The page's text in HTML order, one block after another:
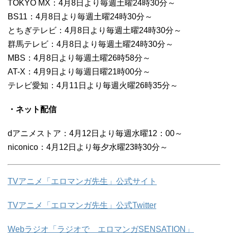
TOKYO MX：4月8日より毎週土曜24時30分～
BS11：4月8日より毎週土曜24時30分～
とちぎテレビ：4月8日より毎週土曜24時30分～
群馬テレビ：4月8日より毎週土曜24時30分～
MBS：4月8日より毎週土曜26時58分～
AT-X：4月9日より毎週日曜21時00分～
テレビ愛知：4月11日より毎週火曜26時35分～
・ネット配信
dアニメストア：4月12日より毎週水曜12：00～
niconico：4月12日より毎夕水曜23時30分～
TVアニメ「エロマンガ先生」公式サイト
TVアニメ「エロマンガ先生」公式Twitter
Webラジオ「ラジオで エロマンガSENSATION」